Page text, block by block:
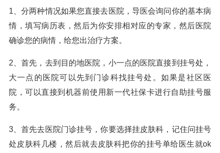
1、分两种情况如果您直接去医院，导医会询问你的基本病
情，填写病历表，然后为你安排相对应的专家，然后医院
确诊您的病情，给您出治疗方案。
2、首先，去到目的地医院，小一点的医院直接到挂号处，
大一点的医院可以先到门诊科找挂号处。如果是社区医
院，可以直接到机器前使用新一代社保卡进行自助挂号服
务。
3、首先去医院门诊挂号，你要选择挂皮肤科，记住问挂号
处皮肤科几楼，然后就去皮肤科把你的挂号单给医生就ok